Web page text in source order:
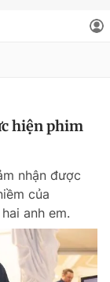
hiện phim
nhận được
của
anh em.